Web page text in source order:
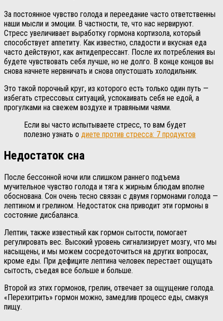
За постоянное чувство голода и переедание часто ответственны
наши мысли и эмоции. В частности, те, что нас нервируют.
Стресс увеличивает выработку гормона кортизола, который
способствует аппетиту. Как известно, сладости и вкусная еда
часто действуют, как антидепрессант. После их потребления вы
будете чувствовать себя лучше, но не долго. В конце концов вы
снова начнете нервничать и снова опустошать холодильник.
Это такой порочный круг, из которого есть только один путь —
избегать стрессовых ситуаций, успокаивать себя не едой, а
прогулками на свежем воздухе и травяными чаями.
Если вы часто испытываете стресс, то вам будет
полезно узнать о диете против стресса: 7 продуктов
Недостаток сна
После бессонной ночи или слишком раннего подъема
мучительное чувство голода и тяга к жирным блюдам вполне
обоснована. Сон очень тесно связан с двумя гормонами голода —
лептином и грелином. Недостаток сна приводит эти гормоны в
состояние дисбаланса.
Лептин, также известный как гормон сытости, помогает
регулировать вес. Высокий уровень сигнализирует мозгу, что мы
насыщены, и мы можем сосредоточиться на других вопросах,
кроме еды. При дефиците лептина человек перестает ощущать
сытость, съедая все больше и больше.
Второй из этих гормонов, грелин, отвечает за ощущение голода.
«Перехитрить» гормон можно, замедлив процесс еды, смакуя
пищу.